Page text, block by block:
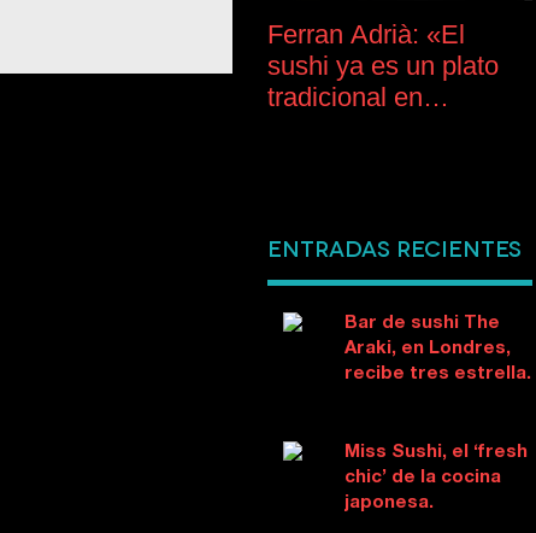
Ferran Adrià: «El
sushi ya es un plato
tradicional en
Entradas recientes
Bar de sushi The
Araki, en Londres,
recibe tres estrellas
Miss Sushi, el ‘fresh &
chic’ de la cocina
japonesa.